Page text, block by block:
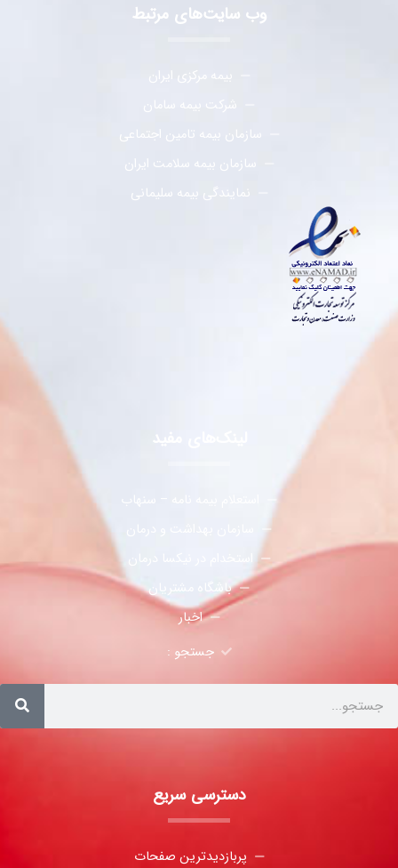
وب سایت‌های مرتبط
بیمه مرکزی ایران
شرکت بیمه سامان
سازمان بیمه تامین اجتماعی
سازمان بیمه سلامت ایران
نمایندگی بیمه سلیمانی
لینک‌های مفید
استعلام بیمه نامه – سنهاب
باشگاه مشتریان
اخبار
جستجو :
دسترسی سریع
پربازدیدترین صفحات